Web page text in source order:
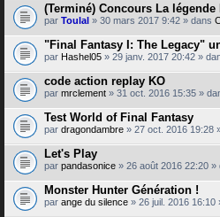
(Terminé) Concours La légende
par Toulal » 30 mars 2017 9:42 » dans
"Final Fantasy I: The Legacy"
par Hashel05 » 29 janv. 2017 20:42 »
code action replay KO
par mrclement » 31 oct. 2016 15:35 »
Test World of Final Fantasy
par dragondambre » 27 oct. 2016 19:28
Let's Play
par pandasonice » 26 août 2016 22:20 »
Monster Hunter Génération !
par ange du silence » 26 juil. 2016 16:10